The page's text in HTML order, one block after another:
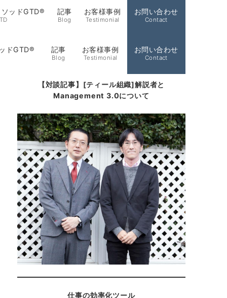
ドGTD® 記事
Blog
お客様事例
Testimonial
お問い合わせ
Contact
ッドGTD® 記事
Blog
お客様事例
Testimonial
お問い合わせ
Contact
【対談記事】[ティール組織]解説者と
Management 3.0について
仕事の効率化ツール